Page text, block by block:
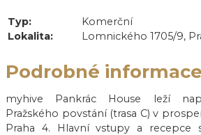
Typ:
Komerční
Lokalita:
Lomnického 1705/9,
Podrobné informace
myhive Pankrác House leží
Pražského povstání (trasa C) v
Praha 4. Hlavní vstupy a recepce